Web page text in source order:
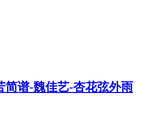
简谱-魏佳艺-杏花弦外雨